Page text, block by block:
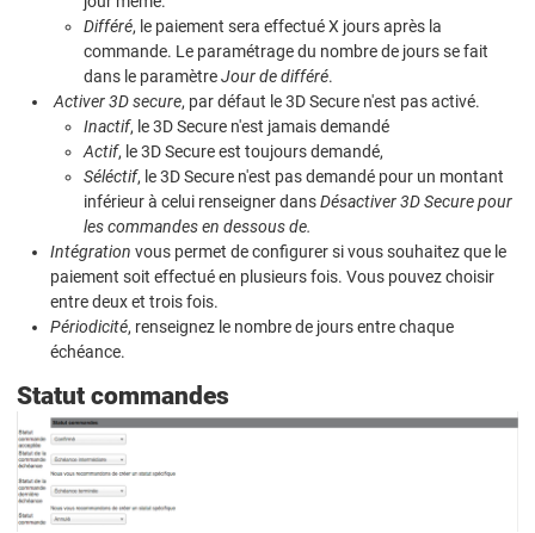
Différé, le paiement sera effectué X jours après la
commande. Le paramétrage du nombre de jours se fait
dans le paramètreJour de différé.
Activer 3D secure, par défaut le 3D Secure n'est pas activé.
Inactif, le 3D Secure n'est jamais demandé
Actif, le 3D Secure est toujours demandé,
Séléctif, le 3D Secure n'est pas demandé pour un montant
inférieur à celui renseigner dansDésactiver 3D Secure pour
les commandes en dessous de.
Intégration vous permet de configurer si vous souhaitez que le
paiement soit effectué en plusieurs fois. Vous pouvez choisir
entre deux et trois fois.
Périodicité, renseignez le nombre de jours entre chaque
échéance.
Statut commandes